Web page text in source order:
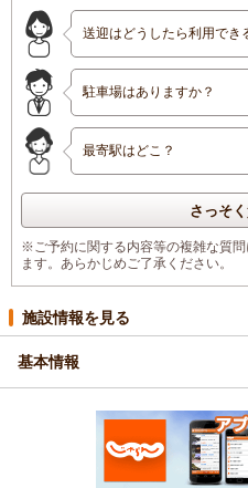
送迎はどうしたら利用でき
駐車場はありますか？
最寄駅はどこ？
さっそ
※ご予約に関する内容等の複雑な質
ます。あらかじめご了承ください。
施設情報を見る
基本情報